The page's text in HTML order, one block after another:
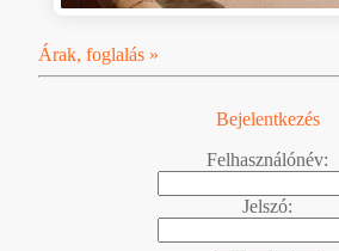
Árak, foglalás »
Bejelentkezés
Felhasználónév:
Jelszó: